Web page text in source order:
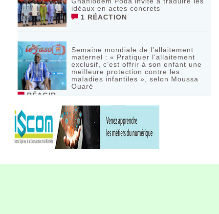
idéaux en actes concrets
1 RÉACTION
Semaine mondiale de l’allaitement
maternel : « Pratiquer l’allaitement
exclusif, c’est offrir à son enfant une
meilleure protection contre les
maladies infantiles », selon Moussa
Ouaré
RÉAGIR